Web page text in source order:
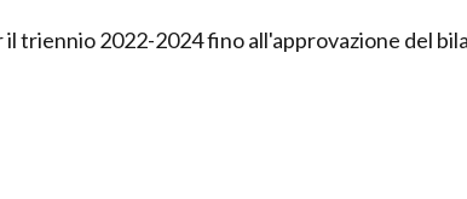
triennio 2022-2024 fino all'approvazione del